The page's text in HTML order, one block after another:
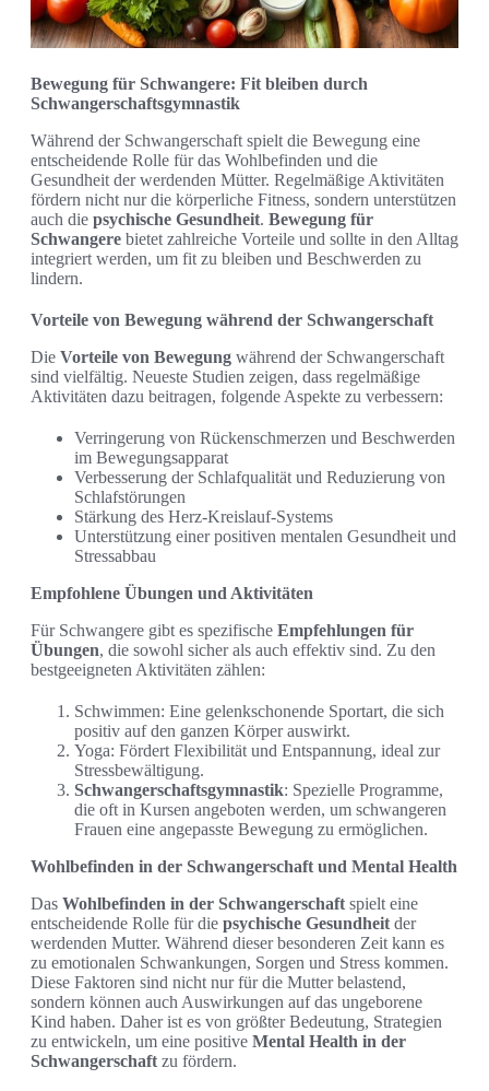
Bewegung für Schwangere: Fit bleiben durch
Schwangerschaftsgymnastik
Während der Schwangerschaft spielt die Bewegung eine
entscheidende Rolle für das Wohlbefinden und die
Gesundheit der werdenden Mütter. Regelmäßige Aktivitäten
fördern nicht nur die körperliche Fitness, sondern unterstützen
auch die psychische Gesundheit. Bewegung für
Schwangere bietet zahlreiche Vorteile und sollte in den Alltag
integriert werden, um fit zu bleiben und Beschwerden zu
lindern.
Vorteile von Bewegung während der Schwangerschaft
Die Vorteile von Bewegung während der Schwangerschaft
sind vielfältig. Neueste Studien zeigen, dass regelmäßige
Aktivitäten dazu beitragen, folgende Aspekte zu verbessern:
Verringerung von Rückenschmerzen und Beschwerden
im Bewegungsapparat
Verbesserung der Schlafqualität und Reduzierung von
Schlafstörungen
Stärkung des Herz-Kreislauf-Systems
Unterstützung einer positiven mentalen Gesundheit und
Stressabbau
Empfohlene Übungen und Aktivitäten
Für Schwangere gibt es spezifische Empfehlungen für
Übungen, die sowohl sicher als auch effektiv sind. Zu den
bestgeeigneten Aktivitäten zählen:
Schwimmen: Eine gelenkschonende Sportart, die sich
positiv auf den ganzen Körper auswirkt.
Yoga: Fördert Flexibilität und Entspannung, ideal zur
Stressbewältigung.
Schwangerschaftsgymnastik: Spezielle Programme,
die oft in Kursen angeboten werden, um schwangeren
Frauen eine angepasste Bewegung zu ermöglichen.
Wohlbefinden in der Schwangerschaft und Mental Health
Das Wohlbefinden in der Schwangerschaft spielt eine
entscheidende Rolle für die psychische Gesundheit der
werdenden Mutter. Während dieser besonderen Zeit kann es
zu emotionalen Schwankungen, Sorgen und Stress kommen.
Diese Faktoren sind nicht nur für die Mutter belastend,
sondern können auch Auswirkungen auf das ungeborene
Kind haben. Daher ist es von größter Bedeutung, Strategien
zu entwickeln, um eine positive Mental Health in der
Schwangerschaft zu fördern.